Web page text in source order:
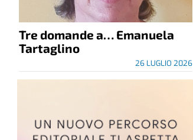
Tre domande a… Emanuela
Tartaglino
26 LUGLIO 2026